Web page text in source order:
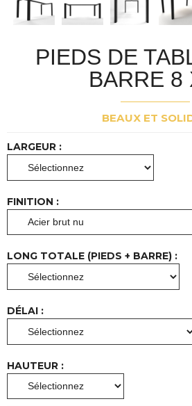
PIEDS DE
BARRE 8
BEAUX ET
LARGEUR :
FINITION :
LONG TOTALE (PIEDS + BARRE) :
DÉLAI :
HAUTEUR :